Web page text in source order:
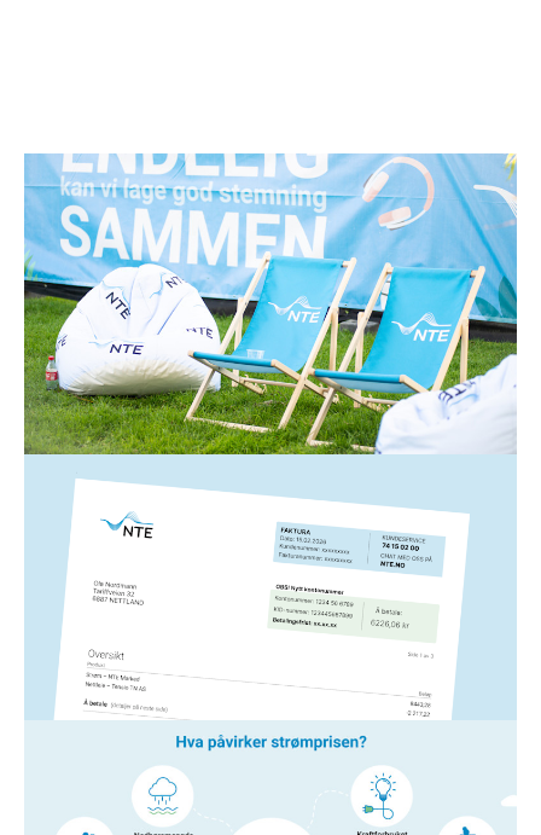
Strøm 1. juli 2026
Spar strøm i sommer!
Lysere og varmere dager gjør ikke bare noe med
humøret vårt – de kan også gjøre underverker for
strømregningen din. Her er 12 enkle strømsparetips
fra oss til deg!
Les mer
Strøm
Slik leser du NTEs strømfaktura
Hvis du lurer på noe som har med strømfakturaen fra
NTE å gjøre, har vi laget en forklaring på de ulike
elementene her.
Les mer
14. jan. 2026
Hva påvirker strømprisen?